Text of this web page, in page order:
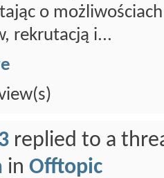
o
rekrutacją i...
replied to a
in Offtopic